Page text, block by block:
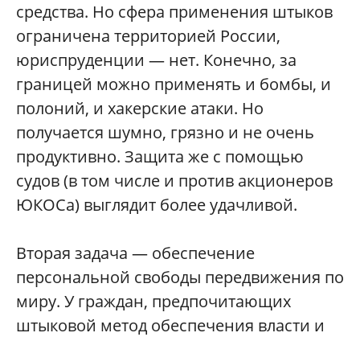
средства. Но сфера применения штыков
ограничена территорией России,
юриспруденции — нет. Конечно, за
границей можно применять и бомбы, и
полоний, и хакерские атаки. Но
получается шумно, грязно и не очень
продуктивно. Защита же с помощью
судов (в том числе и против акционеров
ЮКОСа) выглядит более удачливой.
Вторая задача — обеспечение
персональной свободы передвижения по
миру. У граждан, предпочитающих
штыковой метод обеспечения власти и